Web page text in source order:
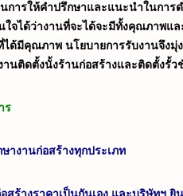
การให้คำปรึกษาและแนะนำในการ
ใจได้ว่างานที่จะได้จะมีทั้งคุณภาพแ
ได้มีคุณภาพ นโยบายการรับงานจึง
านติดตั้งนั้งร้านก่อสร้างและติดตั้งรั้ว
ร
างานก่อสร้างทุกประเภท